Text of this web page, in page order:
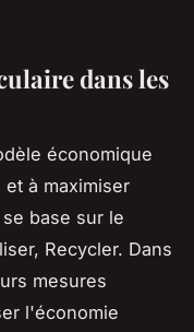
dans les
économique
à maximiser
base sur le
Recycler. Dans
mesures
l'économie